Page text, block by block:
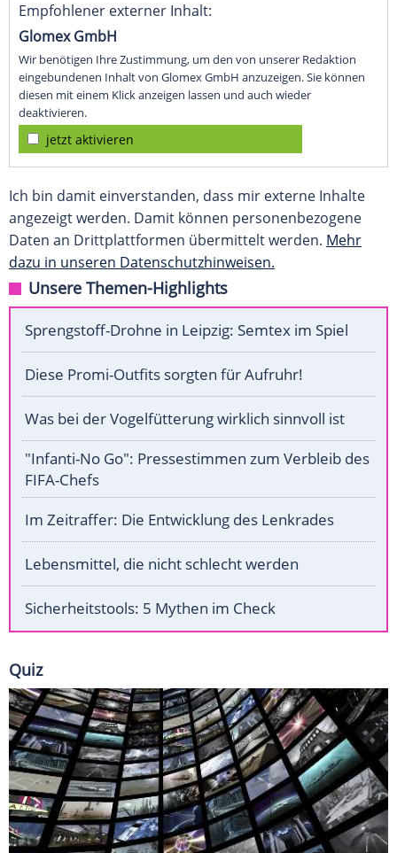
Empfohlener externer Inhalt:
Glomex GmbH
Wir benötigen Ihre Zustimmung, um den von unserer Redaktion
eingebundenen Inhalt von Glomex GmbH anzuzeigen. Sie können
diesen mit einem Klick anzeigen lassen und auch wieder
deaktivieren.
jetzt aktivieren
Ich bin damit einverstanden, dass mir externe Inhalte
angezeigt werden. Damit können personenbezogene
Daten an Drittplattformen übermittelt werden. Mehr
dazu in unseren Datenschutzhinweisen.
Unsere Themen-Highlights
Sprengstoff-Drohne in Leipzig: Semtex im Spiel
Diese Promi-Outfits sorgten für Aufruhr!
Was bei der Vogelfütterung wirklich sinnvoll ist
"Infanti-No Go": Pressestimmen zum Verbleib des
FIFA-Chefs
Im Zeitraffer: Die Entwicklung des Lenkrades
Lebensmittel, die nicht schlecht werden
Sicherheitstools: 5 Mythen im Check
Quiz